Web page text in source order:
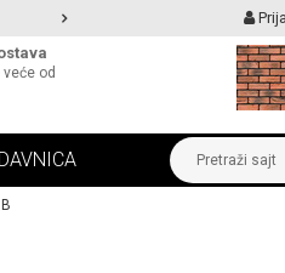
MOGUCNOST
od
Pretraži sajt